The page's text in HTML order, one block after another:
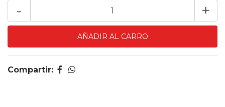
+
-
Compartir: